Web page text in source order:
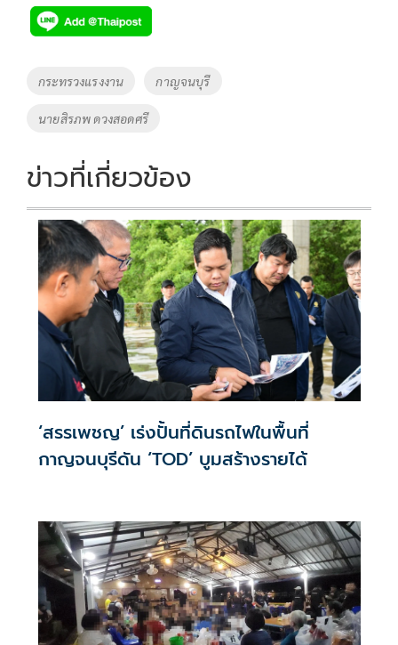
e
b
o
o
k
tt
er
p
y
n
k
Tags
กระทรวงแรงงาน กาญจนบุรี
นายสิรภพ ดวงสอดศรี
ข่าวที่เกี่ยวข้อง
‘สรรเพชญ’ เร่งปั้นที่ดินรถไฟในพื้นที่
กาญจนบุรีดัน ‘TOD’ บูมสร้างรายได้